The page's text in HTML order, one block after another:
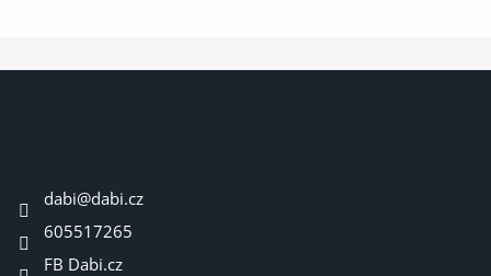
dabi@dabi.cz
605517265
FB Dabi.cz